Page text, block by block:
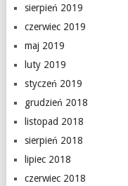
sierpień 2019
czerwiec 2019
maj 2019
luty 2019
styczeń 2019
grudzień 2018
listopad 2018
sierpień 2018
lipiec 2018
czerwiec 2018